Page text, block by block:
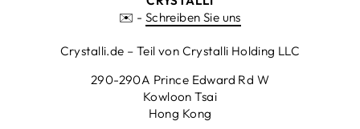
✉️ - Schreiben Sie uns
Crystalli.de – Teil von Crystalli Holding LLC
290-290A Prince Edward Rd W
Kowloon Tsai
Hong Kong